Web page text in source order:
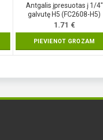
Antgalis įpresuotas į 1/4″
galvutę H5 (FC2608-H5)
1.71 €
PIEVIENOT GROZAM